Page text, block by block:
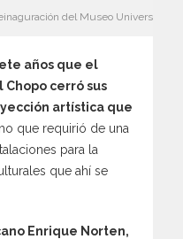
del Museo Universitario
años que el
Chopo cerró sus
artística que
que requirió de una
para la
que ahí se
Enrique Norten,